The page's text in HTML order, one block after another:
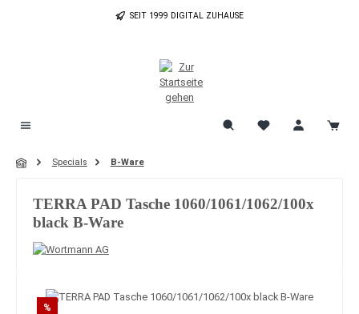
Zum Hauptinhalt springen SEIT 1999 DIGITAL ZUHAUSE
Specials B-Ware
TERRA PAD Tasche 1060/1061/1062/100x
black B-Ware
Bildergalerie überspringen
% Rabatt